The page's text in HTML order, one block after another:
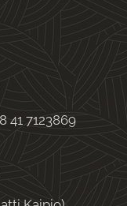
41 7123869